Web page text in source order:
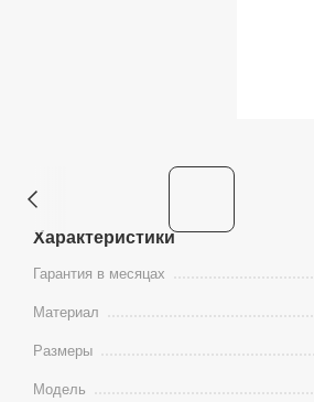
Характеристики
Гарантия в месяцах
Материал
Размеры
Модель